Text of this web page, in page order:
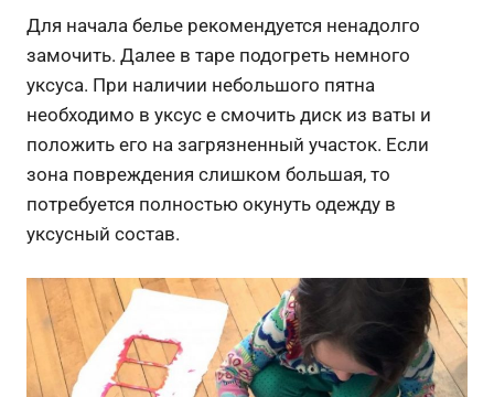
Для начала белье рекомендуется ненадолго
замочить. Далее в таре подогреть немного
уксуса. При наличии небольшого пятна
необходимо в уксус е смочить диск из ваты и
положить его на загрязненный участок. Если
зона повреждения слишком большая, то
потребуется полностью окунуть одежду в
уксусный состав.